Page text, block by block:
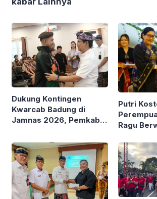
Dukung Kontingen
Kwarcab Badung di
Jamnas 2026, Pemkab
Beasiswa Kuliah S1
Putri
Ragu